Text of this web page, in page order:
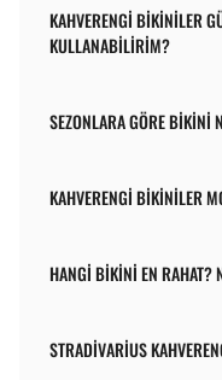
KAHVERENGI BIKINILER
KULLANABILIRIM?
SEZONLARA GÖRE BIKINI
KAHVERENGI BIKINILER
HANGI BIKINI EN RAHAT?
STRADIVARIUS